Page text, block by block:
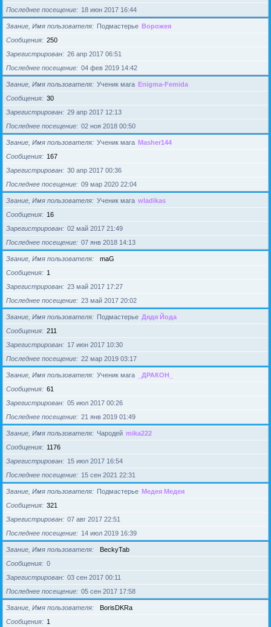
Последнее посещение
18 июн 2017 16:44
Звание, Имя пользователя Подмастерье Ворожея
Сообщения
250
Зарегистрирован
26 апр 2017 06:51
Последнее посещение
04 фев 2019 14:42
Звание, Имя пользователя Ученик мага Enigma-Femida
Сообщения
30
Зарегистрирован
29 апр 2017 12:13
Последнее посещение
02 ноя 2018 00:50
Звание, Имя пользователя Ученик мага Masher144
Сообщения
167
Зарегистрирован
30 апр 2017 00:36
Последнее посещение
09 мар 2020 22:04
Звание, Имя пользователя Ученик мага wladikas
Сообщения
16
Зарегистрирован
02 май 2017 21:49
Последнее посещение
07 янв 2018 14:13
Звание, Имя пользователя
maG
Сообщения
1
Зарегистрирован
23 май 2017 17:27
Последнее посещение
23 май 2017 20:02
Звание, Имя пользователя Подмастерье Дядя Йода
Сообщения
211
Зарегистрирован
17 июн 2017 10:30
Последнее посещение
22 мар 2019 03:17
Звание, Имя пользователя Ученик мага
_ДРАКОН_
Сообщения
61
Зарегистрирован
05 июл 2017 00:26
Последнее посещение
21 янв 2019 01:49
Звание, Имя пользователя Чародей mika222
Сообщения
1176
Зарегистрирован
15 июл 2017 16:54
Последнее посещение
15 сен 2021 22:31
Звание, Имя пользователя Подмастерье Медея Медея
Сообщения
321
Зарегистрирован
07 авг 2017 22:51
Последнее посещение
14 июл 2019 16:39
Звание, Имя пользователя
BeckyTab
Сообщения
0
Зарегистрирован
03 сен 2017 00:11
Последнее посещение
05 сен 2017 17:58
Звание, Имя пользователя
BorisDKRa
Сообщения
1